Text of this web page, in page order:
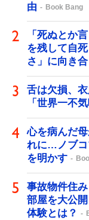
由
Book Bang
「死ぬとか
を残して自
さ」に向き
舌は欠損、
「世界一不
心を病んだ
れに…ノブコ
を明かす
事故物件住
部屋を大公
体験とは？